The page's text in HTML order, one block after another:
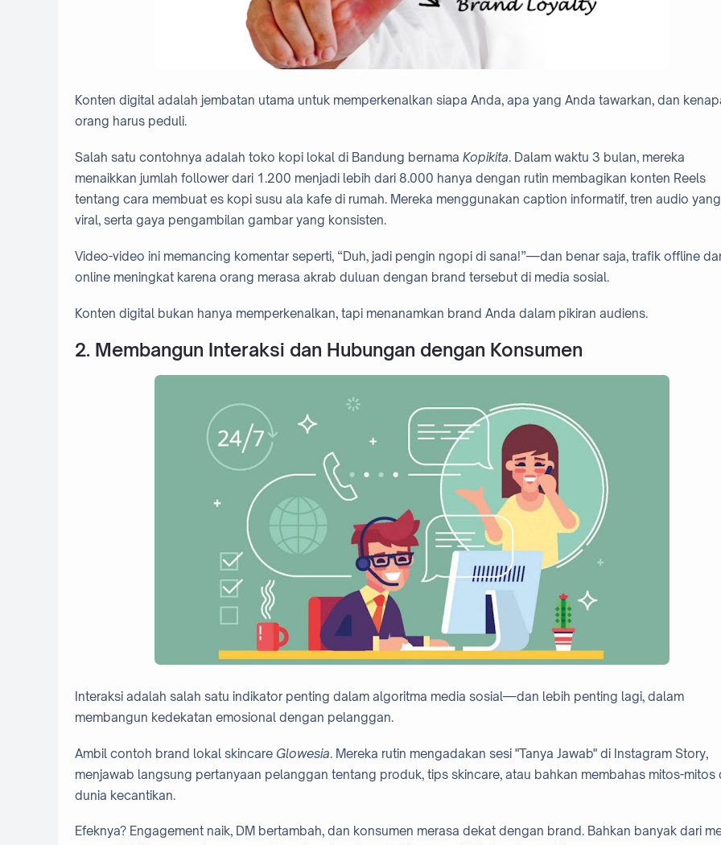
Konten digital adalah jembatan utama untuk memperkenalkan siapa Anda, apa yang Anda tawarkan, dan
orang harus peduli.
Salah satu contohnya adalah toko kopi lokal di Bandung bernama Kopikita. Dalam waktu 3 bulan, mereka
menaikkan jumlah follower dari 1.200 menjadi lebih dari 8.000 hanya dengan rutin membagikan konten Reels
tentang cara membuat es kopi susu ala kafe di rumah. Mereka menggunakan caption informatif, tren audio yang
viral, serta gaya pengambilan gambar yang konsisten.
Video-video ini memancing komentar seperti, “Duh, jadi pengin ngopi di sana!”—dan benar saja, trafik offline
online meningkat karena orang merasa akrab duluan dengan brand tersebut di media sosial.
Konten digital bukan hanya memperkenalkan, tapi menanamkan brand Anda dalam pikiran audiens.
2. Membangun Interaksi dan Hubungan dengan Konsumen
Interaksi adalah salah satu indikator penting dalam algoritma media sosial—dan lebih penting lagi, dalam
membangun kedekatan emosional dengan pelanggan.
Ambil contoh brand lokal skincare Glowesia. Mereka rutin mengadakan sesi "Tanya Jawab" di Instagram Story,
menjawab langsung pertanyaan pelanggan tentang produk, tips skincare, atau bahkan membahas mitos-mitos
dunia kecantikan.
Efeknya? Engagement naik, DM bertambah, dan konsumen merasa dekat dengan brand. Bahkan banyak dari